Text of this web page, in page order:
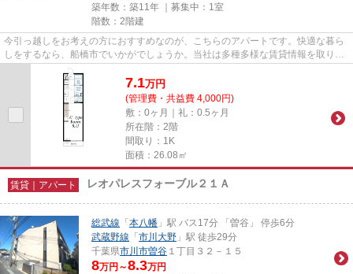
築年数：築11年 ｜募集中： 1室
階数：2階建
今引っ越しをお考えの方におすすめなのが、こちらのアパートです。快適な暮ら
しをするなら、船橋市でいかがでしょうか。当社は多種多様な賃貸情報を取り扱
っておりますので、きっとお...
7.1万円
(管理費・共益費 4,000円)
敷：0ヶ月｜礼：0.5ヶ月
所在階：2階
間取り：1K
面積：26.08㎡
賃貸｜アパート レオパレスフォーブル２１Ａ
総武線 「 本八幡 」駅 バス17分 「曽谷」 停歩6分
武蔵野線 「 市川大野 」駅 徒歩29分
千葉県市川市曽谷 １丁目３２－１５
8万円～8.3万円